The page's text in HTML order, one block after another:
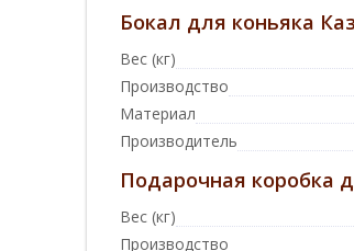
Бокал для коньяка
Вес (кг)
Производство
Материал
Производитель
Подарочная коробка
Вес (кг)
Производство